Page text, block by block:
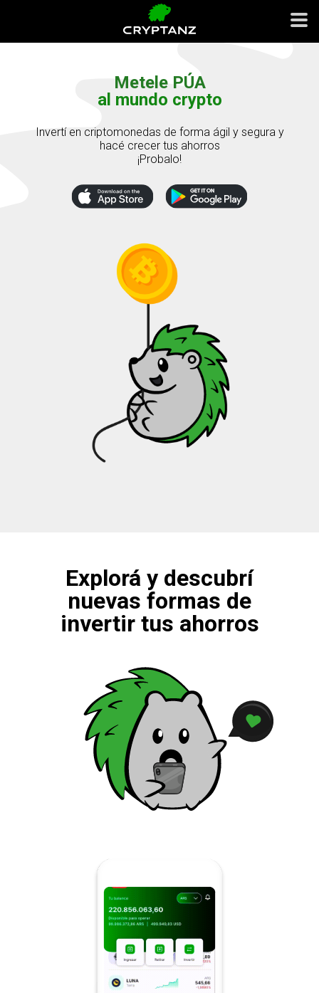
Metele PÚA
al mundo crypto
Invertí en criptomonedas de forma ágil y segura y
hacé crecer tus ahorros
¡Probalo!
Explorá y descubrí
nuevas formas de
invertir tus ahorros